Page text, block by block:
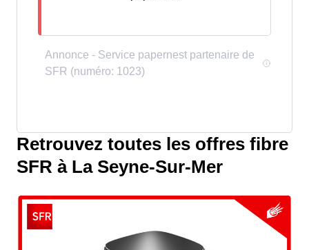
Retrouvez toutes les offres fibre
SFR à La Seyne-Sur-Mer